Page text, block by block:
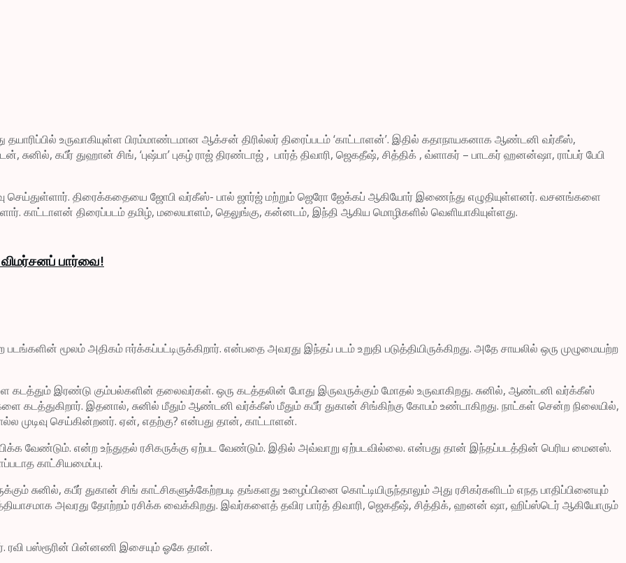
உருவாகியுள்ள பிரம்மாண்டமான ஆக்சன் திரில்லர் திரைப்படம் ‘காட்டாளன்’. இதில் கதாநாயகனாக ஆண்டனி வர்கீஸ்,
கபீர் துஹான் சிங், ‘புஷ்பா’ புகழ் ராஜ் திரண்டாஜ் , பார்த் திவாரி, ஜெகதீஷ், சித்திக் , வ்ளாகர் – பாடகர் ஹனன்ஷா, ராப்பர் பேபி
செய்துள்ளார். திரைக்கதையை ஜோபி வர்கீஸ்- பால் ஜார்ஜ் மற்றும் ஜெரோ ஜேக்கப் ஆகியோர் இணைந்து எழுதியுள்ளனர். வசனங்களை
காட்டாளன் திரைப்படம் தமிழ், மலையாளம், தெலுங்கு, கன்னடம், இந்தி ஆகிய மொழிகளில் வெளியாகியுள்ளது.
விமர்சனப் பார்வை!
படங்களின் மூலம் அதிகம் ஈர்க்கப்பட்டிருக்கிறார். என்பதை அவரது இந்தப் படம் உறுதி படுத்தியிருக்கிறது. அதே சாயலில் ஒரு முழுமையற்ற
இரண்டு கும்பல்களின் தலைவர்கள். ஒரு கடத்தலின் போது இருவருக்கும் மோதல் உருவாகிறது. சுனில், ஆண்டனி வர்க்கீஸ்
கடத்துகிறார். இதனால், சுனில் மீதும் ஆண்டனி வர்க்கீஸ் மீதும் கபீர் துகான் சிங்கிற்கு கோபம் உண்டாகிறது. நாட்கள் சென்ற நிலையில்,
முடிவு செய்கின்றனர். ஏன், எதற்கு? என்பது தான், காட்டாளன்.
வேண்டும். என்ற உந்துதல் ரசிகருக்கு ஏற்பட வேண்டும். இதில் அவ்வாறு ஏற்படவில்லை. என்பது தான் இந்தப்படத்தின் பெரிய மைனஸ்.
காட்சியமைப்பு.
சுனில், கபீர் துகான் சிங் காட்சிகளுக்கேற்றபடி தங்களது உழைப்பினை கொட்டியிருந்தாலும் அது ரசிகர்களிடம் எநத பாதிப்பினையும்
அவரது தோற்றம் ரசிக்க வைக்கிறது. இவர்களைத் தவிர பார்த் திவாரி, ஜெகதீஷ், சித்திக், ஹனன் ஷா, ஹிப்ஸ்டெர் ஆகியோரும்
ரவி பஸ்ரூரின் பின்னணி இசையும் ஓகே தான்.